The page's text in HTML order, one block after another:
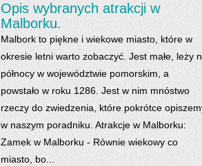
Opis wybranych atrakcji w
Malborku.
Malbork to piękne i wiekowe miasto, które w
okresie letni warto zobaczyć. Jest małe, leży
północy w województwie pomorskim, a
powstało w roku 1286. Jest w nim mnóstwo
rzeczy do zwiedzenia, które pokrótce
w naszym poradniku. Atrakcje w Malborku:
Zamek w Malborku - Równie wiekowy co
miasto, bo...